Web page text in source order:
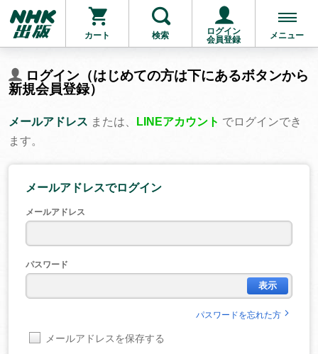
カート 検索
ログイン
会員登録
メニュー
ログイン（はじめての方は下にあるボタンから
新規会員登録）
メールアドレス または、 LINEアカウント でログインでき
ます。
メールアドレスでログイン
メールアドレス
パスワード
表示
パスワードを忘れた方
メールアドレスを保存する